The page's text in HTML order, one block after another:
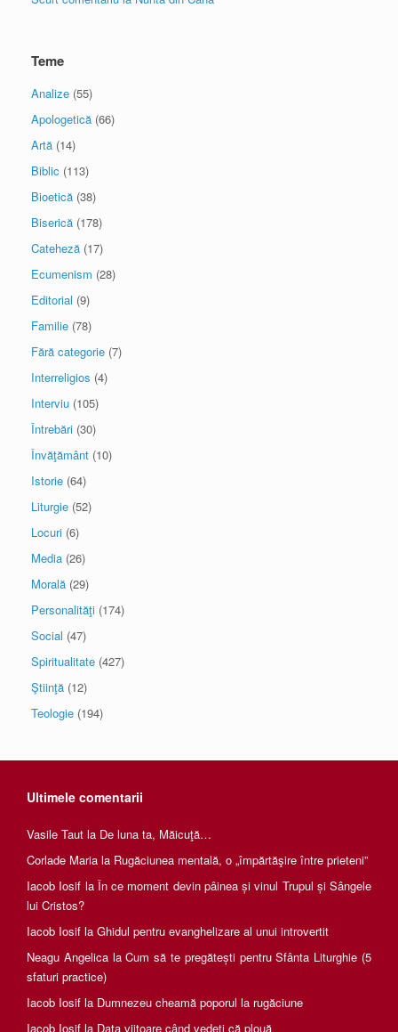
Teme
Analize (55)
Apologetică (66)
Artă (14)
Biblic (113)
Bioetică (38)
Biserică (178)
Cateheză (17)
Ecumenism (28)
Editorial (9)
Familie (78)
Fără categorie (7)
Interreligios (4)
Interviu (105)
Întrebări (30)
Învăţământ (10)
Istorie (64)
Liturgie (52)
Locuri (6)
Media (26)
Morală (29)
Personalităţi (174)
Social (47)
Spiritualitate (427)
Ştiinţă (12)
Teologie (194)
Ultimele comentarii
Vasile Taut la De luna ta, Măicuţă…
Corlade Maria la Rugăciunea mentală, o „împărtăşire între prieteni”
Iacob Iosif la În ce moment devin pâinea și vinul Trupul și Sângele
lui Cristos?
Iacob Iosif la Ghidul pentru evanghelizare al unui introvertit
Neagu AngelicalaCum să te pregătești pentru Sfânta Liturghie (5
sfaturi practice)
Iacob Iosif la Dumnezeu cheamă poporul la rugăciune
Iacob Iosif la Data viitoare când vedeți că plouă